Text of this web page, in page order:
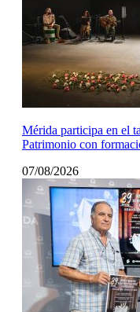
Mérida participa en el
Patrimonio con
07/08/2026